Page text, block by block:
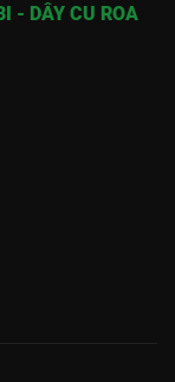
- DÂY CU ROA